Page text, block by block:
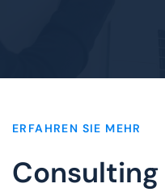
ERFAHREN SIE MEHR
Consulting